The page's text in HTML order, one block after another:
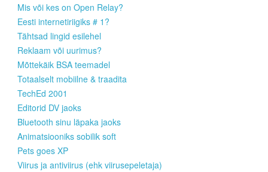
Mis või kes on Open Relay?
Eesti internetiriigiks # 1?
Tähtsad lingid esilehel
Reklaam või uurimus?
Mõttekäik BSA teemadel
Totaalselt mobiilne & traadita
TechEd 2001
Editorid DV jaoks
Bluetooth sinu läpaka jaoks
Animatsiooniks sobilik soft
Pets goes XP
Viirus ja antiviirus (ehk viirusepeletaja)